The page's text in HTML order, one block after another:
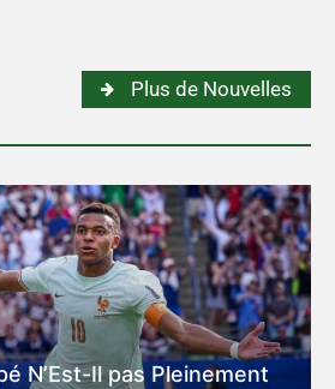
Plus de Nouvelles
N’Est-Il pas Pleinement